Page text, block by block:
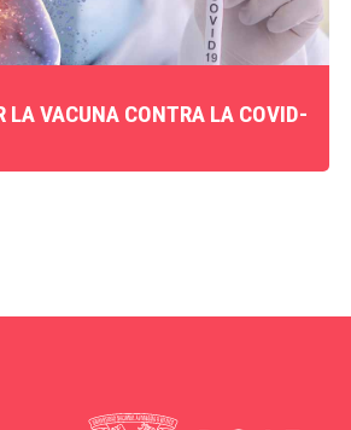
LA VACUNA CONTRA LA COVID-